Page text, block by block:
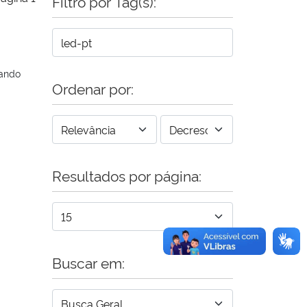
Ordenar por:
Resultados por página:
Buscar em: